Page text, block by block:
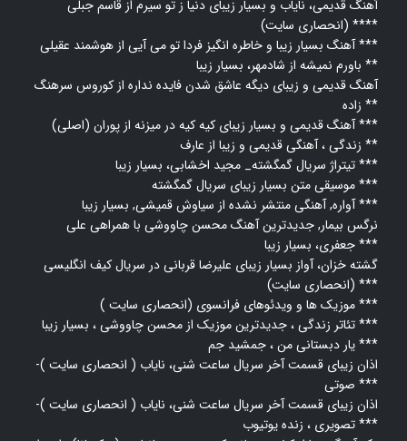
آهنگ قدیمی، نایاب و بسیار زیبای دنیا ز تو سیرم از قاسم جبلی
(انحصاری سایت) ****
آهنگ بسیار زیبا و خاطره انگیز فردا تو می آیی از هوشمند عقیلی ***
باورم نمیشه از شادمهر، بسیار زیبا **
آهنگ قدیمی و زیبای دیگه عاشق شدن فایده نداره از کوروس سرهنگ
زاده **
آهنگ قدیمی و بسیار زیبای کیه کیه در میزنه از پوران (اصلی) ***
زندگی ، آهنگی قدیمی و زیبا از عارف **
تیتراژ سریال گمگشته_ مجید اخشابی، بسیار زیبا ***
موسیقی متن بسیار زیبای سریال گمگشته ***
آواره, آهنگی منتشر نشده از سیاوش قمیشی, بسیار زیبا ***
نرگس بیمار, جدیدترین آهنگ محسن چاووشی با همراهی علی
جعفری، بسیار زیبا ***
گشته خزان، آواز بسیار زیبای علیرضا قربانی در سریال کیف انگلیسی
(انحصاری سایت) ***
موزیک ها و ویدئوهای فرانسوی (انحصاری سایت ) ***
تئاتر زندگی ، جدیدترین موزیک از محسن چاووشی ، بسیار زیبا ***
یار دبستانی من ، جمشید جم ***
اذان زیبای قسمت آخر سریال ساعت شنی، نایاب ( انحصاری سایت )-
صوتی ***
اذان زیبای قسمت آخر سریال ساعت شنی، نایاب ( انحصاری سایت )-
تصویری ،زنده یوتیوب ***